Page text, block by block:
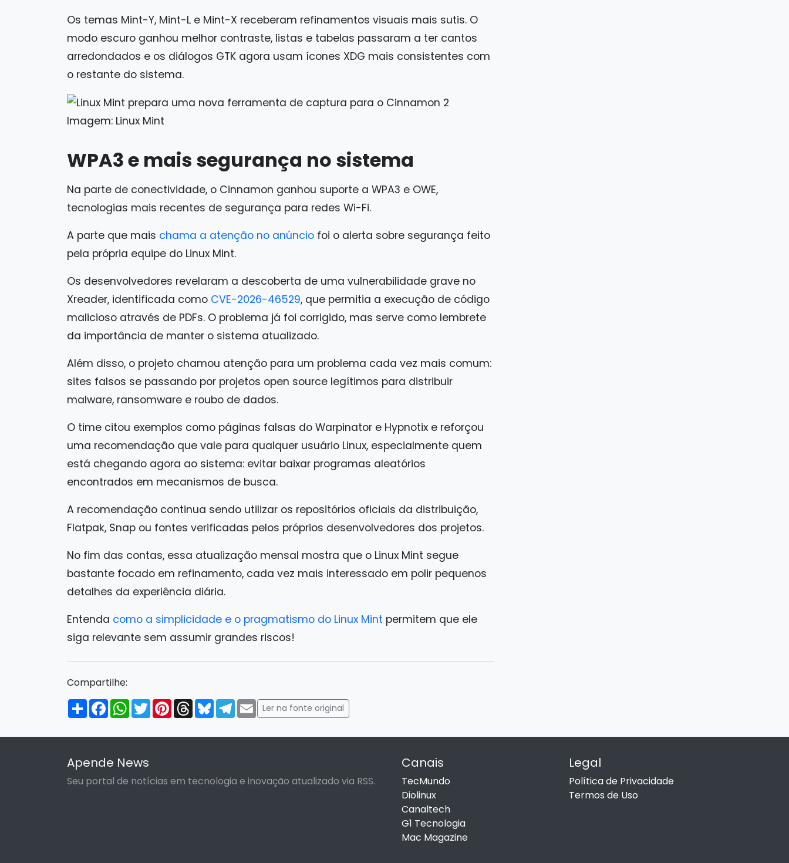
Os temas Mint-Y, Mint-L e Mint-X receberam refinamentos visuais mais sutis. O
modo escuro ganhou melhor contraste, listas e tabelas passaram a ter cantos
arredondados e os diálogos GTK agora usam ícones XDG mais consistentes com
o restante do sistema.
Imagem: Linux Mint
WPA3 e mais segurança no sistema
Na parte de conectividade, o Cinnamon ganhou suporte a WPA3 e OWE,
tecnologias mais recentes de segurança para redes Wi-Fi.
A parte que mais chama a atenção no anúncio foi o alerta sobre segurança feito
pela própria equipe do Linux Mint.
Os desenvolvedores revelaram a descoberta de uma vulnerabilidade grave no
Xreader, identificada como CVE-2026-46529, que permitia a execução de código
malicioso através de PDFs. O problema já foi corrigido, mas serve como lembrete
da importância de manter o sistema atualizado.
Além disso, o projeto chamou atenção para um problema cada vez mais comum:
sites falsos se passando por projetos open source legítimos para distribuir
malware, ransomware e roubo de dados.
O time citou exemplos como páginas falsas do Warpinator e Hypnotix e reforçou
uma recomendação que vale para qualquer usuário Linux, especialmente quem
está chegando agora ao sistema: evitar baixar programas aleatórios
encontrados em mecanismos de busca.
A recomendação continua sendo utilizar os repositórios oficiais da distribuição,
Flatpak, Snap ou fontes verificadas pelos próprios desenvolvedores dos projetos.
No fim das contas, essa atualização mensal mostra que o Linux Mint segue
bastante focado em refinamento, cada vez mais interessado em polir pequenos
detalhes da experiência diária.
Entenda como a simplicidade e o pragmatismo do Linux Mint permitem que ele
siga relevante sem assumir grandes riscos!
Compartilhe:
Compartilhar
FacebookWhatsApp
TwitterPinterestThreadsBlueskyTelegram
Email
Ler na fonte original
Apende News
Seu portal de notícias em tecnologia e inovação atualizado via RSS.
Canais
TecMundo
Diolinux
Canaltech
G1 Tecnologia
Mac Magazine
Legal
Política de Privacidade
Termos de Uso